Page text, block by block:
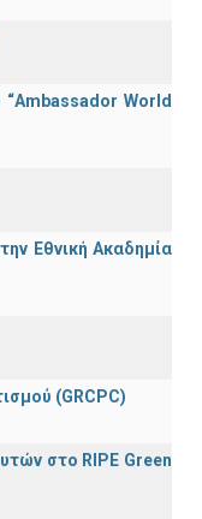
“Ambassador World
Εθνική Ακαδημία
(GRCPC)
στο RIPE Green